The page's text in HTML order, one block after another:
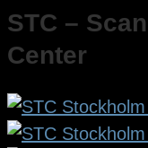
STC –
Center